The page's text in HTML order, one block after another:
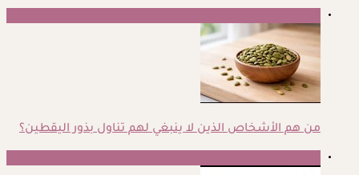
من هم الأشخاص الذين لا ينبغي لهم تناول بذور اليقطين؟